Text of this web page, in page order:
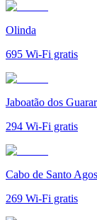
Olinda
695 Wi-Fi gratis
Jaboatão dos
294 Wi-Fi gratis
Cabo de Santo
269 Wi-Fi gratis